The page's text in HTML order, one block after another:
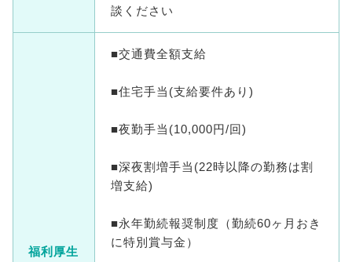
談ください
福利厚生
■交通費全額支給
■住宅手当(支給要件あり)
■夜勤手当(10,000円/回)
■深夜割増手当(22時以降の勤務は割
増支給)
■永年勤続報奨制度（勤続60ヶ月おき
に特別賞与金）